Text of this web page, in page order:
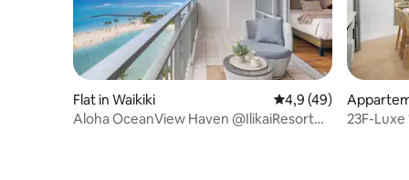
Flat in Waikiki Gemiddelde
4,9 (49)
Aloha OceanView Haven @IlikaiResort
23F-